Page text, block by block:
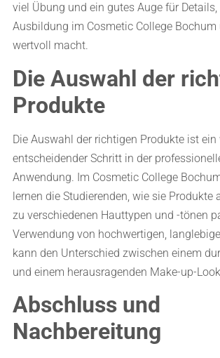
viel Übung und ein gutes Auge für
Ausbildung im Cosmetic College
wertvoll macht.
Die Auswahl der
Produkte
Die Auswahl der richtigen Produkte ist ein
entscheidender Schritt in der
Anwendung. Im Cosmetic College
lernen die Studierenden, wie sie Produkte
zu verschiedenen Hauttypen und -tönen
Verwendung von hochwertigen,
kann den Unterschied zwischen einem
und einem herausragenden Make-up-
Abschluss und
Nachbereitung